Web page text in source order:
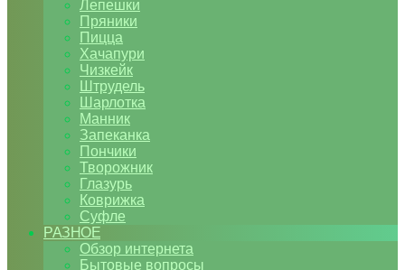
Лепешки
Пряники
Пицца
Хачапури
Чизкейк
Штрудель
Шарлотка
Манник
Запеканка
Пончики
Творожник
Глазурь
Коврижка
Суфле
РАЗНОЕ
Обзор интернета
Бытовые вопросы